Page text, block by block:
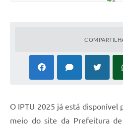
O IPTU 2025 já está disponível
meio do site da Prefeitura